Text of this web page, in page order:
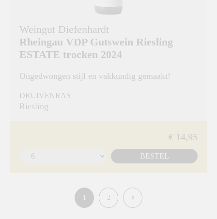
Weingut Diefenhardt
Rheingau VDP Gutswein Riesling
ESTATE trocken 2024
Ongedwongen stijl en vakkundig gemaakt!
DRUIVENRAS
Riesling
€ 14,95
BESTEL
1 2